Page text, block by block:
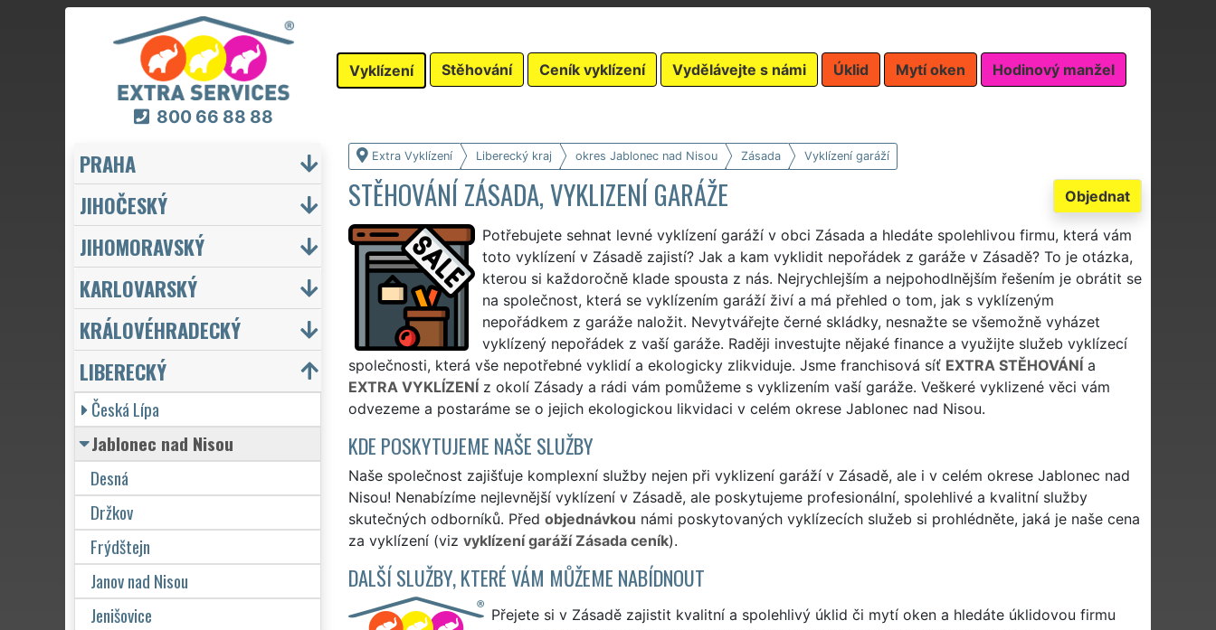
800 66 88 88
Vyklízení Stěhování Ceník vyklízení Vydělávejte s námi Úklid Mytí oken Hodinový manžel
Extra Vyklízení Liberecký kraj okres Jablonec nad Nisou Zásada Vyklízení garáží
Objednat
STĚHOVÁNÍ ZÁSADA, VYKLIZENÍ GARÁŽE
Potřebujete sehnat levné vyklízení garáží v obci Zásada a hledáte spolehlivou firmu, která vám
toto vyklízení v Zásadě zajistí? Jak a kam vyklidit nepořádek z garáže v Zásadě? To je otázka,
kterou si každoročně klade spousta z nás. Nejrychlejším a nejpohodlnějším řešením je obrátit se
na společnost, která se vyklízením garáží živí a má přehled o tom, jak s vyklízeným
nepořádkem z garáže naložit. Nevytvářejte černé skládky, nesnažte se všemožně vyházet
vyklízený nepořádek z vaší garáže. Raději investujte nějaké finance a využijte služeb vyklízecí
společnosti, která vše nepotřebné vyklidí a ekologicky zlikviduje. Jsme franchisová síť EXTRA STĚHOVÁNÍa
EXTRA VYKLÍZENÍz okolí Zásady a rádi vám pomůžeme s vyklizením vaší garáže. Veškeré vyklizené věci vám
odvezeme a postaráme se o jejich ekologickou likvidaci v celém okrese Jablonec nad Nisou.
KDE POSKYTUJEME NAŠE SLUŽBY
Naše společnost zajišťuje komplexní služby nejen při vyklizení garáží v Zásadě, ale i v celém okrese Jablonec nad
Nisou! Nenabízíme nejlevnější vyklízení v Zásadě, ale poskytujeme profesionální, spolehlivé a kvalitní služby
skutečných odborníků. Před objednávkou námi poskytovaných vyklízecích služeb si prohlédněte, jaká je naše cena
za vyklízení (viz vyklízení garáží Zásada ceník).
DALŠÍ SLUŽBY, KTERÉ VÁM MŮŽEME NABÍDNOUT
Přejete si v Zásadě zajistit kvalitní a spolehlivý úklid či mytí oken a hledáte úklidovou firmu
PRAHA
JIHOČESKÝ
JIHOMORAVSKÝ
KARLOVARSKÝ
KRÁLOVÉHRADECKÝ
LIBERECKÝ
Česká Lípa
Jablonec nad Nisou
Desná
Držkov
Frýdštejn
Janov nad Nisou
Jenišovice